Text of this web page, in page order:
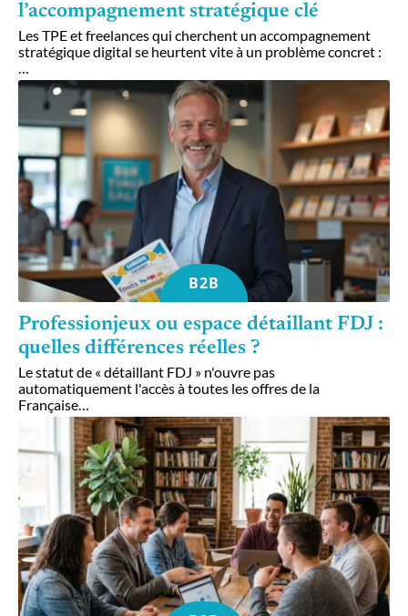
l’accompagnement stratégique clé
Les TPE et freelances qui cherchent un accompagnement
stratégique digital se heurtent vite à un problème concret :
B2B
Professionjeux ou espace détaillant FDJ :
quelles différences réelles ?
Le statut de « détaillant FDJ » n'ouvre pas
automatiquement l'accès à toutes les offres de la
Française…